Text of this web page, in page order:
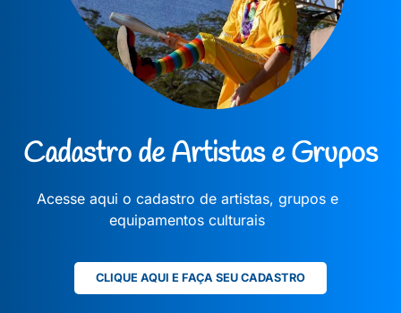
Cadastro de Artistas e Grupos
Acesse aqui o cadastro de artistas, grupos e
equipamentos culturais
CLIQUE AQUI E FAÇA SEU CADASTRO